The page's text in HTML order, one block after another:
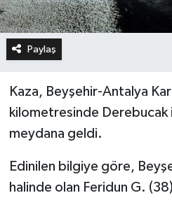
Paylaş
Kaza, Beyşehir-Antalya
kilometresinde Derebucak
meydana geldi.
Edinilen bilgiye göre,
halinde olan Feridun G.